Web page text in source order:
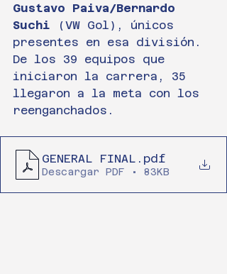
Gustavo Paiva/Bernardo
Suchi (VW Gol), únicos
presentes en esa división.
De los 39 equipos que
iniciaron la carrera, 35
llegaron a la meta con los
reenganchados.
GENERAL FINAL .pdf
Descargar PDF • 83KB